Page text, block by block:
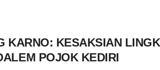
KARNO: KESAKSIAN
POJOK KEDIRI